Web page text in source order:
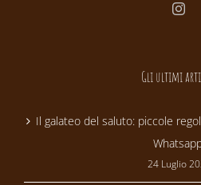
Gli ultimi
Il galateo del saluto: piccole
24 Luglio